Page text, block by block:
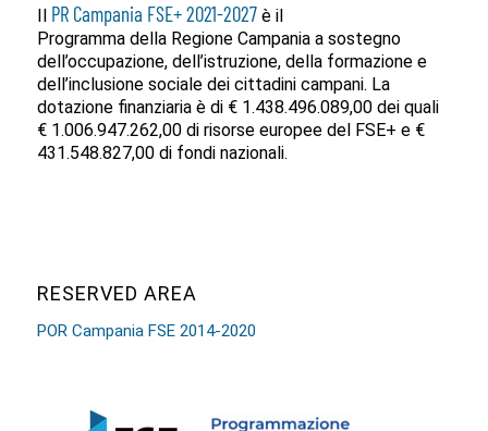
PR Campania FSE+ 2021-2027è il
Programma della Regione Campania a sostegno
dell’occupazione, dell’istruzione, della formazione e
dell’inclusione sociale dei cittadini campani. La
dotazione finanziaria è di € 1.438.496.089,00 dei quali
€ 1.006.947.262,00 di risorse europee del FSE+ e €
431.548.827,00 di fondi nazionali.
RESERVED AREA
POR Campania FSE 2014-2020